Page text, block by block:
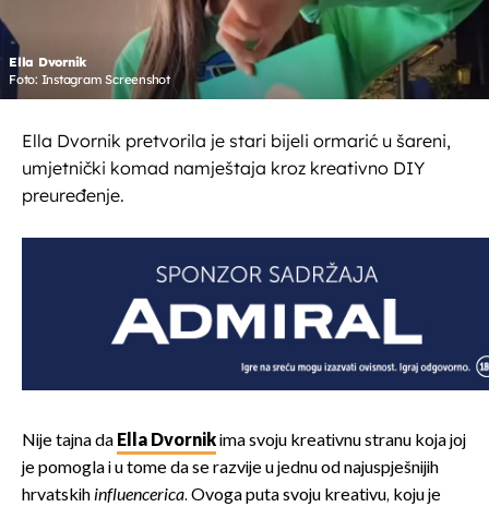
Ella Dvornik
Foto: Instagram Screenshot
Ella Dvornik pretvorila je stari bijeli ormarić u šareni,
umjetnički komad namještaja kroz kreativno DIY
preuređenje.
Nije tajna da Ella Dvornikima svoju kreativnu stranu koja joj
je pomogla i u tome da se razvije u jednu od najuspješnijih
hrvatskihinfluencerica. Ovoga puta svoju kreativu, koju je